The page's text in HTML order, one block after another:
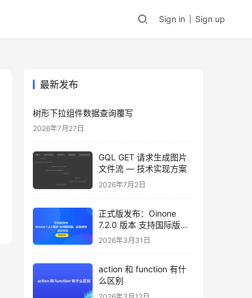
Sign in Sign up
最新发布
树形下拉组件数据查询覆写
2026年7月27日
GQL GET 请求生成图片
文件流 — 技术实现方案
2026年7月2日
正式版发布：Oinone
7.2.0 版本 支持国际版，
自由选购，邀您体验
2026年3月31日
action 和 function 有什
么区别